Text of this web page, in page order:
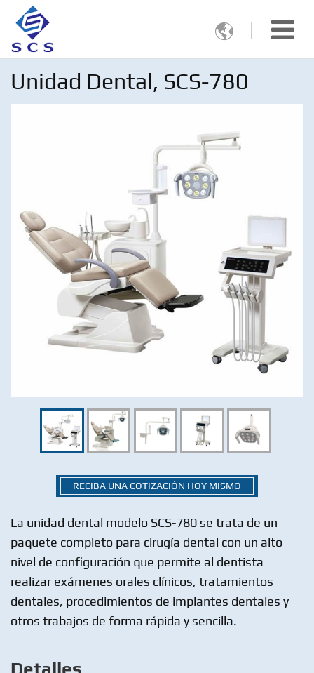

Unidad Dental, SCS-780
RECIBA UNA COTIZACIÓN HOY MISMO
La unidad dental modelo SCS-780 se trata de un
paquete completo para cirugía dental con un alto
nivel de configuración que permite al dentista
realizar exámenes orales clínicos, tratamientos
dentales, procedimientos de implantes dentales y
otros trabajos de forma rápida y sencilla.